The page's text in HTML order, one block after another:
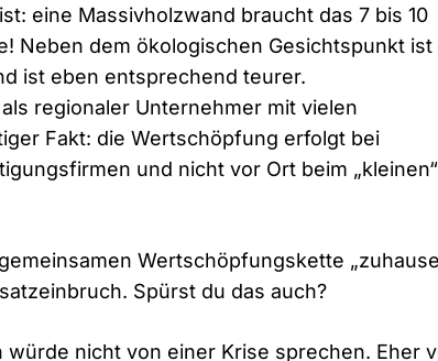
eine Massivholzwand braucht das 7 bis 10
Neben dem ökologischen Gesichtspunkt ist
ist eben entsprechend teurer.
regionaler Unternehmer mit vielen
Fakt: die Wertschöpfung erfolgt bei
und nicht vor Ort beim „kleinen“
Wertschöpfungskette
Spürst du das auch?
nicht von einer Krise sprechen. Eher